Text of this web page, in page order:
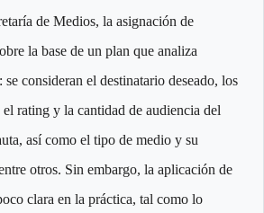
de Medios, la asignación de
la base de un plan que analiza
consideran el destinatario deseado, los
rating y la cantidad de audiencia del
así como el tipo de medio y su
otros. Sin embargo, la aplicación de
clara en la práctica, tal como lo